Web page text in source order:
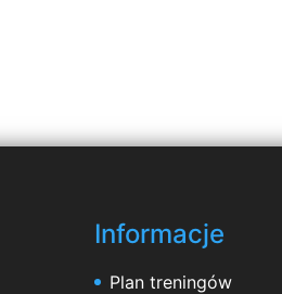
Informacje
Plan treningów